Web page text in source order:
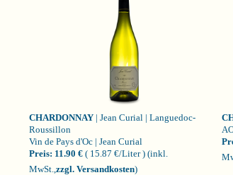
CHARDONNAY | Jean Curial | Languedoc-
Roussillon
Vin de Pays d'Oc | Jean Curial
Preis: 11.90 € ( 15.87 €/Liter ) (inkl.
MwSt., zzgl. Versandkosten)